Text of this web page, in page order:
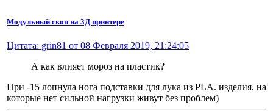
Модульный скоп на 3Д принтере
Цитата: grin81 от 08 Февраля 2019, 21:24:05
А как влияет мороз на пластик?
При -15 лопнула нога подставки для лука из PLA. изделия, на
которые нет сильной нагрузки живут без проблем)